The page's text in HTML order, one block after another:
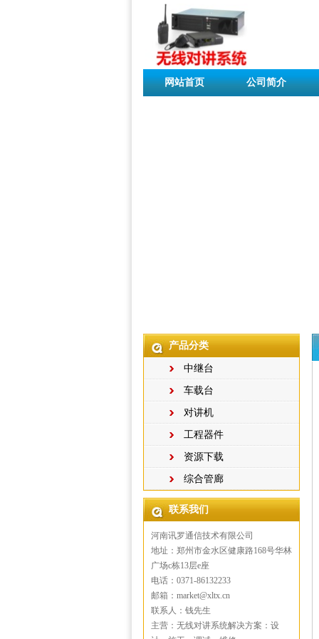
网站首页 公司简介
产品分类
中继台
车载台
对讲机
工程器件
资源下载
综合管廊
联系我们
河南讯罗通信技术有限公司
地址：郑州市金水区健康路168号华林
广场c栋13层e座
电话：0371-86132233
邮箱：market@xltx.cn
联系人：钱先生
主营：无线对讲系统解决方案：设